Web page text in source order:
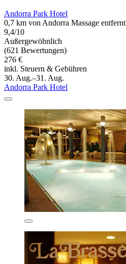
Andorra Park Hotel
0,7 km von Andorra Massage entfernt
9,4/10
Außergewöhnlich
(621 Bewertungen)
276 €
inkl. Steuern & Gebühren
30. Aug.–31. Aug.
Andorra Park Hotel